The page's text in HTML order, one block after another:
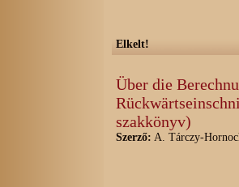
Elkelt!
Über die
szakkönyv)
Szerző: A. Tárczy-